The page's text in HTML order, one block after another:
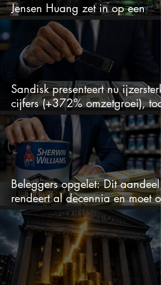
Jensen Huang zet in op een
aandeel dat bijna niemand kent
Sandisk presenteert nu
cijfers (+372% omzetgroei), toch
zakt het aandeel weg
Beleggers opgelet: Dit aandeel
rendeert al decennia en moet op
je watchlist staan!